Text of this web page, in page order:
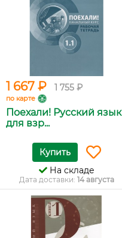
1 667 ₽ 1 755 ₽
по карте
Поехали! Русский язык
для взр...
Купить
На складе
Дата доставки: 14 августа